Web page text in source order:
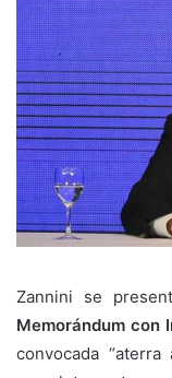
Zannini se
Memorándum con
convocada